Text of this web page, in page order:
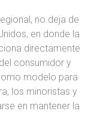
no deja de
en donde la
directamente
consumidor y
modelo para
los minoristas y
en mantener la